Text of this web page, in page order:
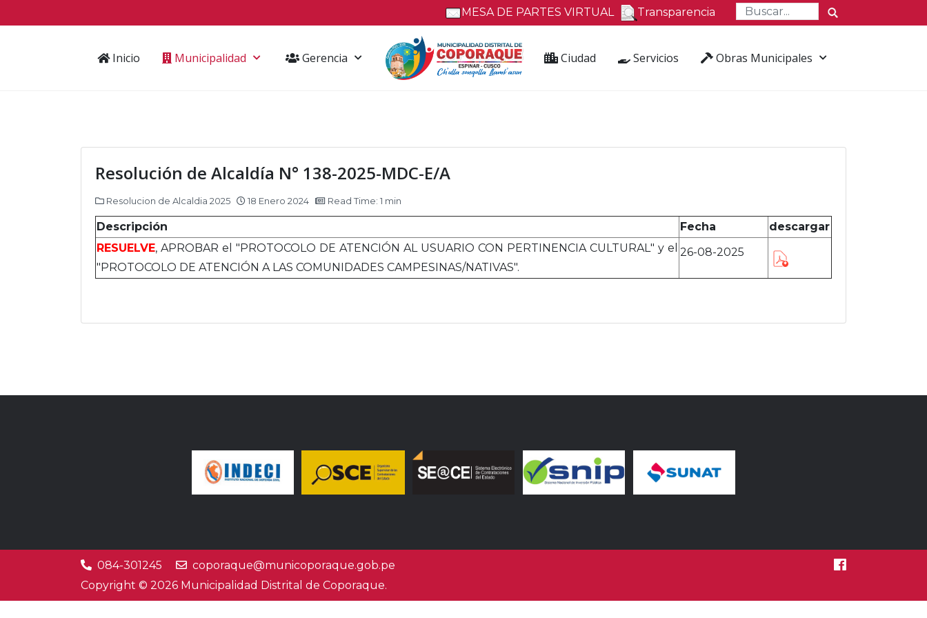
MESA DE PARTES VIRTUAL Transparencia
Inicio Municipalidad Gerencia Ciudad Servicios Obras Municipales
Resolución de Alcaldía N° 138-2025-MDC-E/A
Resolucion de Alcaldia 2025 18 Enero 2024 Read Time: 1 min
Descripción Fecha
descargar
RESUELVE, APROBAR el "PROTOCOLO DE ATENCIÓN AL USUARIO CON PERTINENCIA CULTURAL" y el
"PROTOCOLO DE ATENCIÓN A LAS COMUNIDADES CAMPESINAS/NATIVAS".
26-08-2025
084-301245
coporaque@municoporaque.gob.pe
Copyright © 2026 Municipalidad Distrital de Coporaque.